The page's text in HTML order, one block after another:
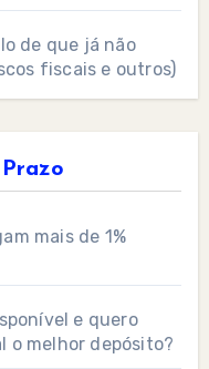
de que já não
fiscais e outros)
mais de 1%
e quero
o melhor depósito?